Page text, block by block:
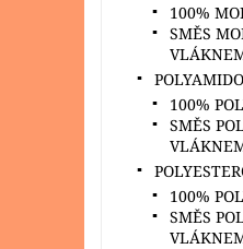
100%
SMĚS
100%
SMĚS
100%
SMĚS